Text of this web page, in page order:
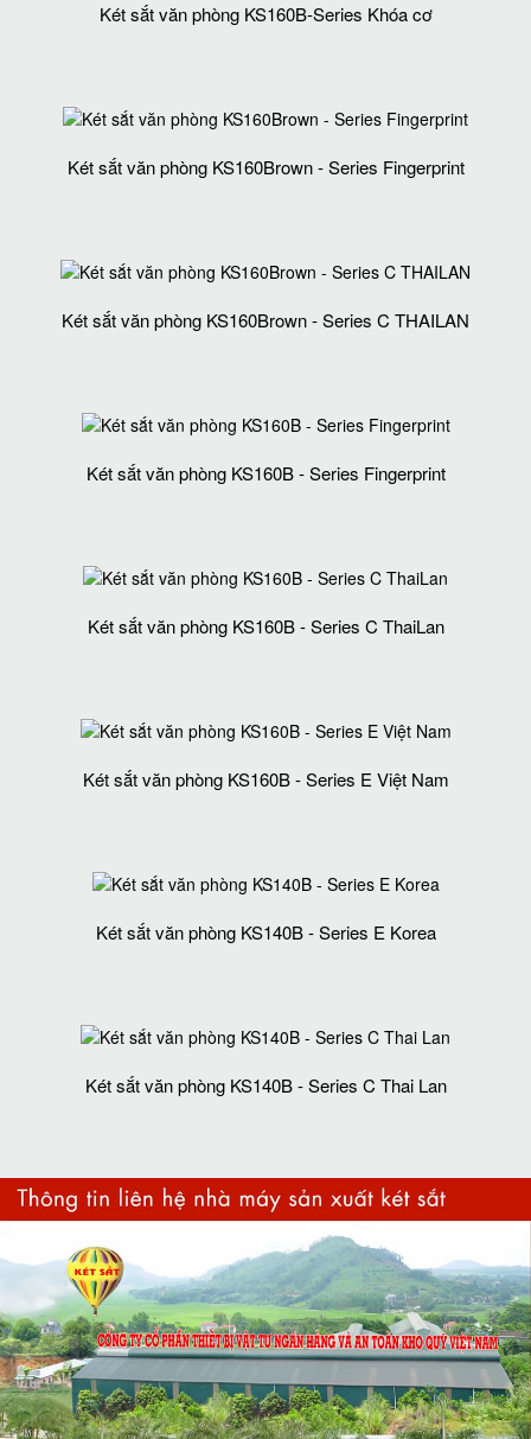
Két sắt văn phòng KS160B-Series Khóa cơ
Két sắt văn phòng KS160Brown - Series Fingerprint
Két sắt văn phòng KS160Brown - Series C THAILAN
Két sắt văn phòng KS160B - Series Fingerprint
Két sắt văn phòng KS160B - Series C ThaiLan
Két sắt văn phòng KS160B - Series E Việt Nam
Két sắt văn phòng KS140B - Series E Korea
Két sắt văn phòng KS140B - Series C Thai Lan